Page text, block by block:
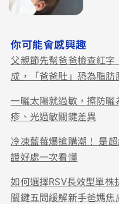
你可能會感興趣
父親節先幫爸爸檢查紅
成，「爸爸肚」恐為脂肪
一曬太陽就過敏，擦防
疹、光過敏關鍵差異
冷凍藍莓爆搶購潮！ 是
證好處一次看懂
如何選擇RSV長效型單株
關鍵五問緩解新手爸媽焦